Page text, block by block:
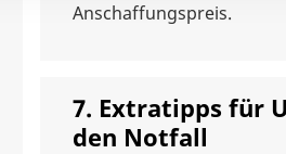
Anschaffungspreis.
7. Extratipps für
den Notfall